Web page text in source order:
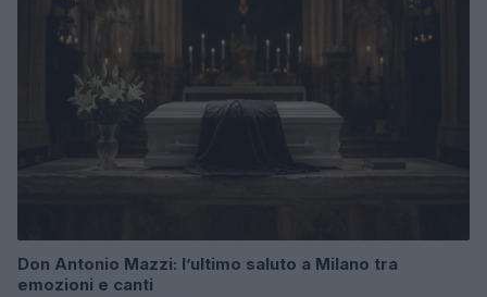
Don Antonio Mazzi: l’ultimo saluto a Milano tra
emozioni e canti